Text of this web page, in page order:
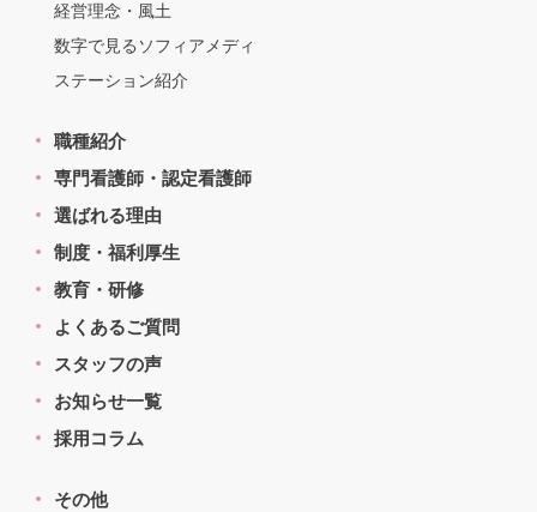
経営理念・風土
数字で見るソフィアメディ
ステーション紹介
職種紹介
専門看護師・認定看護師
選ばれる理由
制度・福利厚生
教育・研修
よくあるご質問
スタッフの声
お知らせ一覧
採用コラム
その他